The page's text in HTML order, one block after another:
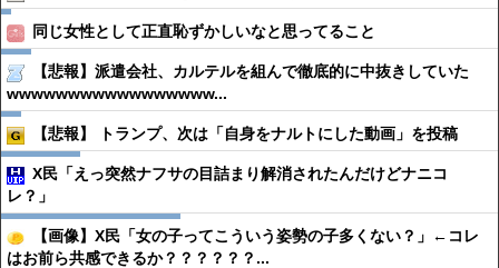
同じ女性として正直恥ずかしいなと思ってること
【悲報】派遣会社、カルテルを組んで徹底的に中抜きしていた
wwwwwwwwwwwwwwwww...
【悲報】 トランプ、次は「自身をナルトにした動画」を投稿
X民「えっ突然ナフサの目詰まり解消されたんだけどナニコ
レ？」
【画像】X民「女の子ってこういう姿勢の子多くない？」←コレ
はお前ら共感できるか？？？？？？...